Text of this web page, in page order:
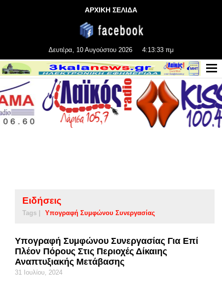
ΑΡΧΙΚΗ ΣΕΛΙΔΑ
Δευτέρα, 10 Αυγούστου 2026 4:13:34 πμ
Ειδήσεις
Tags | Υπογραφή Συμφώνου Συνεργασίας
Υπογραφή Συμφώνου Συνεργασίας Για Επί
Πλέον Πόρους Στις Περιοχές Δίκαιης
Αναπτυξιακής Μετάβασης
31 Ιουλίου, 2024